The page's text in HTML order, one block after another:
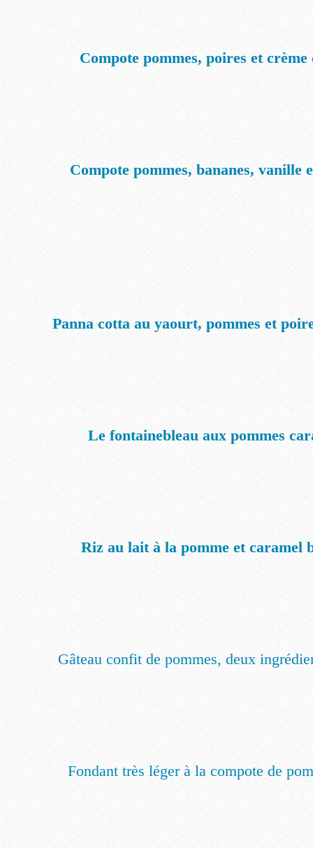
Compote pommes, poires et
Compote pommes, bananes, vanille
Panna cotta au yaourt, pommes et
Le fontainebleau aux pommes
Riz au lait à la pomme et caramel
Gâteau confit de pommes, deux
Fondant très léger à la compote de